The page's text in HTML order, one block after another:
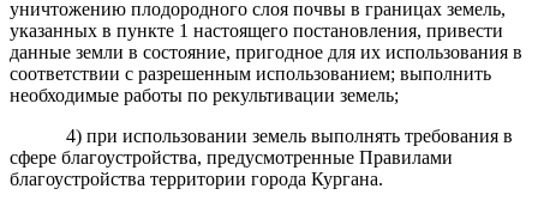
уничтожению плодородного слоя почвы в границах земель,
указанных в пункте 1 настоящего постановления, привести
данные земли в состояние, пригодное для их использования в
соответствии с разрешенным использованием; выполнить
необходимые работы по рекультивации земель;
4) при использовании земель выполнять требования в
сфере благоустройства, предусмотренные Правилами
благоустройства территории города Кургана.